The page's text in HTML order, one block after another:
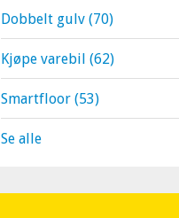
Dobbelt gulv(70)
Kjøpe varebil(62)
Smartfloor(53)
Se alle